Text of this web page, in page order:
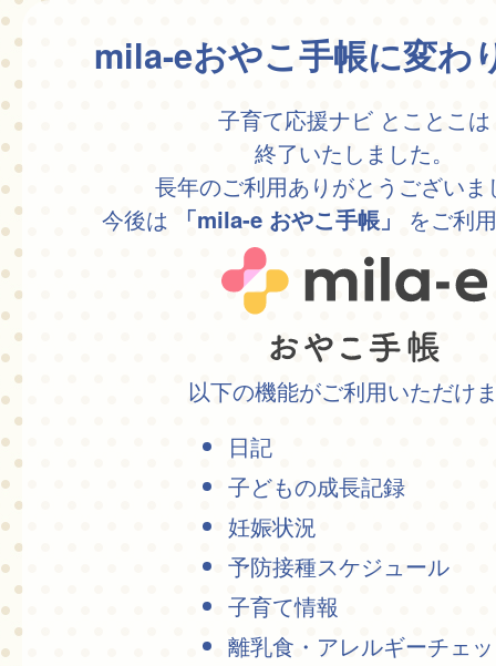
mila-eおやこ手帳に変わ
子育て応援ナビ とことこは
終了いたしました。
長年のご利用ありがとうございま
今後は
「mila-e おやこ手帳」 をご利
以下の機能がご利用いただけ
日記
子どもの成長記録
妊娠状況
予防接種スケジュール
子育て情報
離乳食・アレルギーチェ